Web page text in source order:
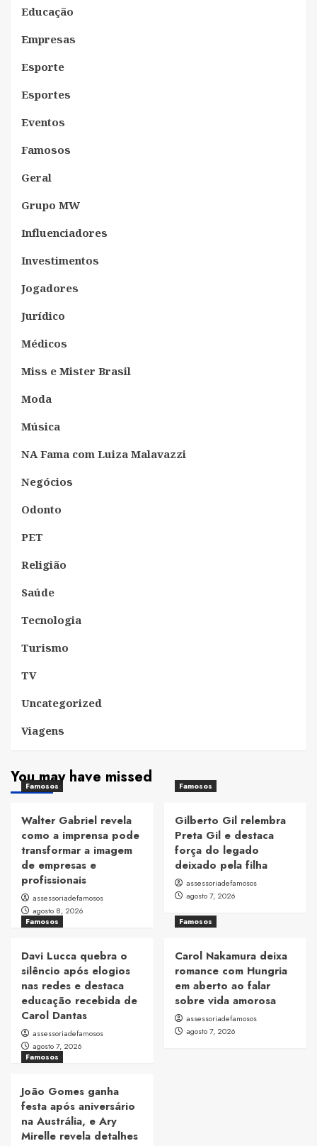
Educação
Empresas
Esporte
Esportes
Eventos
Famosos
Geral
Grupo MW
Influenciadores
Investimentos
Jogadores
Jurídico
Médicos
Miss e Mister Brasil
Moda
Música
NA Fama com Luiza Malavazzi
Negócios
Odonto
PET
Religião
Saúde
Tecnologia
Turismo
TV
Uncategorized
Viagens
You may have missed
Famosos
Walter Gabriel revela
como a imprensa pode
transformar a imagem
de empresas e
profissionais
assessoriadefamosos
agosto 8, 2026
Famosos
Gilberto Gil relembra
Preta Gil e destaca
força do legado
deixado pela filha
assessoriadefamosos
agosto 7, 2026
Famosos
Davi Lucca quebra o
silêncio após elogios
nas redes e destaca
educação recebida de
Carol Dantas
assessoriadefamosos
agosto 7, 2026
Famosos
Carol Nakamura deixa
romance com Hungria
em aberto ao falar
sobre vida amorosa
assessoriadefamosos
agosto 7, 2026
Famosos
João Gomes ganha
festa após aniversário
na Austrália, e Ary
Mirelle revela detalhes